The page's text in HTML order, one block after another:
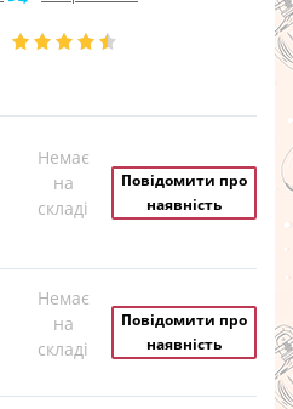
Немає
на
складі
Повідомити про
наявність
Немає
на
складі
Повідомити про
наявність